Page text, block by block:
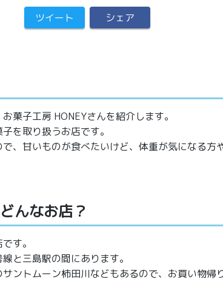
ツイート シェア
菓子工房 HONEYさんを紹介します。
を取り扱うお店です。
、甘いものが食べたいけど、体重が気になる方
んなお店？
す。
と三島駅の間にあります。
ントムーン柿田川などもあるので、お買い物帰